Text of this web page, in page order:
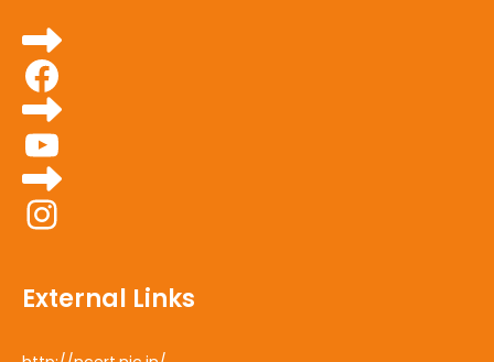
Facebook
YouTube
Instagram
External Links